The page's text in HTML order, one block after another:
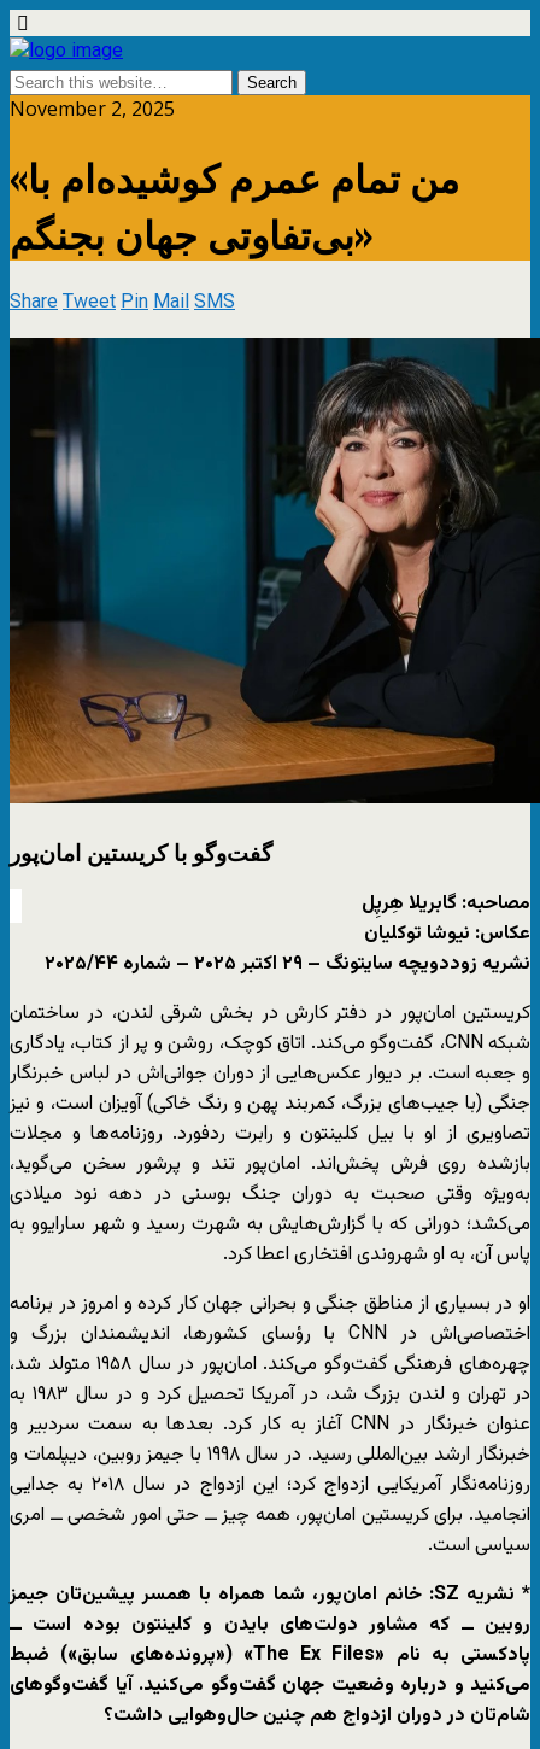
November 2, 2025
«من تمام عمرم کوشیده‌ام با
بی‌تفاوتی جهان بجنگم»
ShareTweetPinMailSMS
گفت‌وگو با کریستین امان‌پور
مصاحبه: گابریلا هِرپِل
عکاس: نیوشا توکلیان
نشریه زوددویچه سایتونگ – ۲۹ اکتبر ۲۰۲۵ – شماره ۲۰۲۵/۴۴
کریستین امان‌پور در دفتر کارش در بخش شرقی لندن، در ساختمان
شبکه CNN، گفت‌وگو می‌کند. اتاق کوچک، روشن و پر از کتاب، یادگاری
و جعبه است. بر دیوار عکس‌هایی از دوران جوانی‌اش در لباس خبرنگار
جنگی (با جیب‌های بزرگ، کمربند پهن و رنگ خاکی) آویزان است، و نیز
تصاویری از او با بیل کلینتون و رابرت ردفورد. روزنامه‌ها و مجلات
بازشده روی فرش پخش‌اند. امان‌پور تند و پرشور سخن می‌گوید،
به‌ویژه وقتی صحبت به دوران جنگ بوسنی در دهه نود میلادی
می‌کشد؛ دورانی که با گزارش‌هایش به شهرت رسید و شهر سارایوو به
پاس آن، به او شهروندی افتخاری اعطا کرد.
او در بسیاری از مناطق جنگی و بحرانی جهان کار کرده و امروز در برنامه
اختصاصی‌اش در CNN با رؤسای کشورها، اندیشمندان بزرگ و
چهره‌های فرهنگی گفت‌وگو می‌کند. امان‌پور در سال ۱۹۵۸ متولد شد،
در تهران و لندن بزرگ شد، در آمریکا تحصیل کرد و در سال ۱۹۸۳ به
عنوان خبرنگار در CNN آغاز به کار کرد. بعدها به سمت سردبیر و
خبرنگار ارشد بین‌المللی رسید. در سال ۱۹۹۸ با جیمز روبین، دیپلمات و
روزنامه‌نگار آمریکایی ازدواج کرد؛ این ازدواج در سال ۲۰۱۸ به جدایی
انجامید. برای کریستین امان‌پور، همه چیز ــ حتی امور شخصی ــ امری
سیاسی است.
* نشریه SZ: خانم امان‌پور، شما همراه با همسر پیشین‌تان جیمز
روبین ــ که مشاور دولت‌های بایدن و کلینتون بوده است ــ
پادکستی به نام «The Ex Files» («پرونده‌های سابق») ضبط
می‌کنید و درباره وضعیت جهان گفت‌وگو می‌کنید. آیا گفت‌وگوهای
شام‌تان در دوران ازدواج هم چنین حال‌و‌هوایی داشت؟